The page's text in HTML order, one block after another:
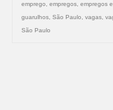
emprego, empregos, empregos
guarulhos, São Paulo, vagas,
São Paulo